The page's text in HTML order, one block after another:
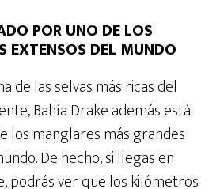
POR UNO DE LOS
EXTENSOS DEL MUNDO
de las selvas más ricas del
Bahía Drake además está
los manglares más grandes
De hecho, si llegas en
podrás ver que los kilómetros